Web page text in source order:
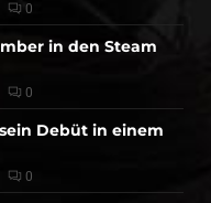
0
in den Steam
0
Debüt in einem
0